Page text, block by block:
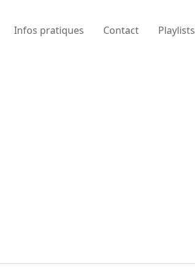
Infos pratiques Contact Playlists